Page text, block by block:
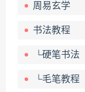
周易玄学
书法教程
└硬笔书法
└毛笔教程